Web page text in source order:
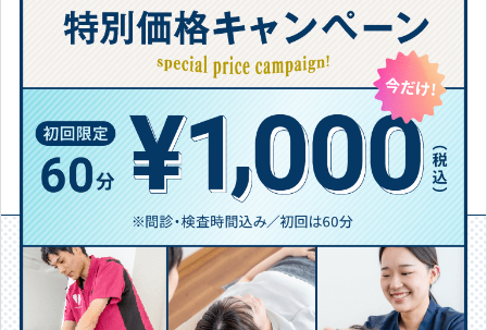
施術院
ートさせていただきます。
今後ともどうぞよろしくお願いいたします。
【免責事項】お客様個人の感想であり効果・効能を保証するもので
はありません